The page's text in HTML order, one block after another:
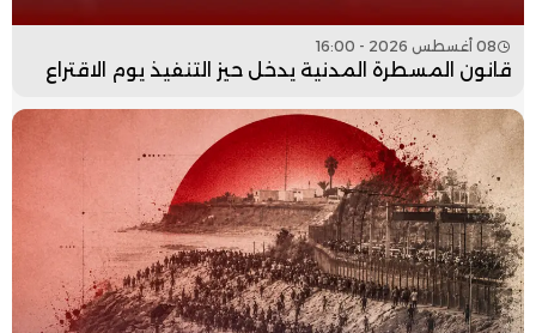
08 أغسطس 2026 - 16:00
قانون المسطرة المدنية يدخل حيز التنفيذ يوم الاقتراع